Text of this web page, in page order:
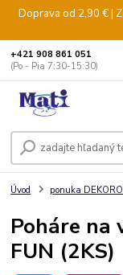
Doprava od 2,90 € |
+421 908 861 051
(Po - Pia 7:30-15:30)
Úvod ponuka
Poháre na
FUN (2KS)